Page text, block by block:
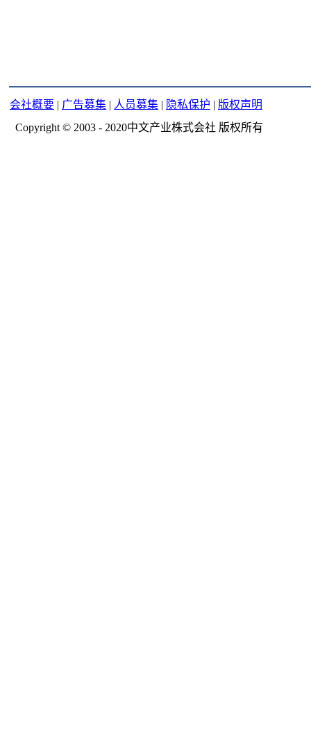
会社概要 | 广告募集 | 人员募集 | 隐私保护 | 版权声明
Copyright © 2003 - 2020中文产业株式会社 版权所有